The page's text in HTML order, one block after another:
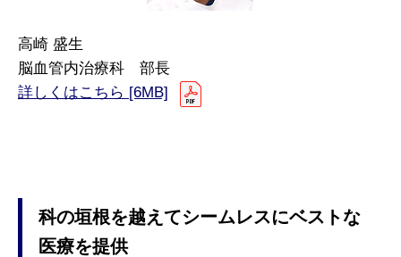
高崎 盛生
脳血管内治療科 部長
詳しくはこちら [6MB]
科の垣根を越えてシームレスにベストな
医療を提供